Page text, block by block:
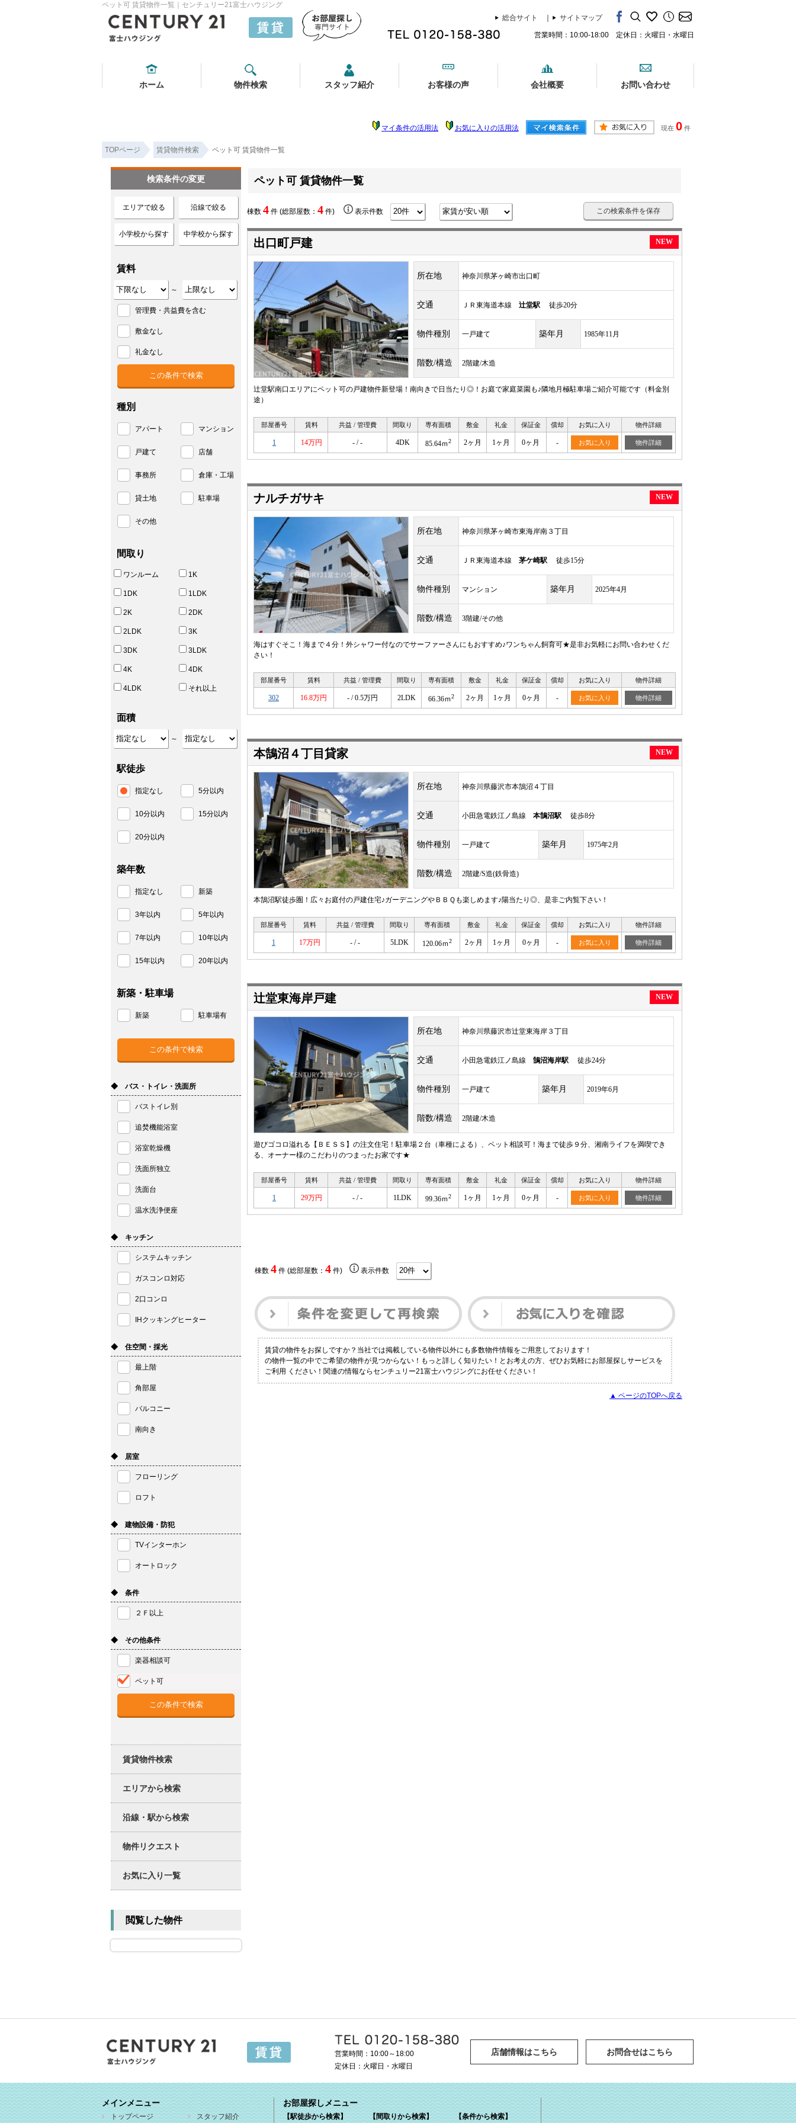
ペット可 賃貸物件一覧｜センチュリー21富士ハウジング
総合サイト
サイトマップ
営業時間：10:00-18:00 定休日：火曜日・水曜日
ホーム 物件検索 スタッフ紹介 お客様の声 会社概要 お問い合わせ
マイ条件の活用法 お気に入りの活用法 現在 0 件
TOPページ 賃貸物件検索 ペット可 賃貸物件一覧
ペット可 賃貸物件一覧
棟数 4 件 (総部屋数： 4 件) 表示件数 この検索条件を保存
出口町戸建 NEW
所在地 神奈川県茅ヶ崎市出口町
交通 ＪＲ東海道本線 辻堂駅 徒歩20分
物件種別 一戸建て 築年月 1985年11月
階数/構造 2階建/木造
辻堂駅南口エリアにペット可の戸建物件新登場！南向きで日当たり◎！お庭で家庭菜園も♪隣地月極駐車場ご紹介可能です（料金別
途）
部屋番号 賃料 共益 / 管理費 間取り 専有面積 敷金 礼金 保証金 償却 お気に入り 物件詳細
1 14万円 - / - 4DK 85.64ｍ2 2ヶ月 1ヶ月 0ヶ月 - お気に入り 物件詳細
ナルチガサキ NEW
所在地 神奈川県茅ヶ崎市東海岸南３丁目
交通 ＪＲ東海道本線 茅ケ崎駅 徒歩15分
物件種別 マンション 築年月 2025年4月
階数/構造 3階建/その他
海はすぐそこ！海まで４分！外シャワー付なのでサーファーさんにもおすすめ♪ワンちゃん飼育可★是非お気軽にお問い合わせくだ
さい！
部屋番号 賃料 共益 / 管理費 間取り 専有面積 敷金 礼金 保証金 償却 お気に入り 物件詳細
302 16.8万円 - / 0.5万円 2LDK 66.36ｍ2 2ヶ月 1ヶ月 0ヶ月 - お気に入り 物件詳細
本鵠沼４丁目貸家 NEW
所在地 神奈川県藤沢市本鵠沼４丁目
交通 小田急電鉄江ノ島線 本鵠沼駅 徒歩8分
物件種別 一戸建て 築年月 1975年2月
階数/構造 2階建/S造(鉄骨造)
本鵠沼駅徒歩圏！広々お庭付の戸建住宅♪ガーデニングやＢＢＱも楽しめます♪陽当たり◎、是非ご内覧下さい！
部屋番号 賃料 共益 / 管理費 間取り 専有面積 敷金 礼金 保証金 償却 お気に入り 物件詳細
1 17万円 - / - 5LDK 120.06ｍ2 2ヶ月 1ヶ月 0ヶ月 - お気に入り 物件詳細
辻堂東海岸戸建 NEW
所在地 神奈川県藤沢市辻堂東海岸３丁目
交通 小田急電鉄江ノ島線 鵠沼海岸駅 徒歩24分
物件種別 一戸建て 築年月 2019年6月
階数/構造 2階建/木造
遊びゴコロ溢れる【ＢＥＳＳ】の注文住宅！駐車場２台（車種による）、ペット相談可！海まで徒歩９分、湘南ライフを満喫でき
る、オーナー様のこだわりのつまったお家です★
部屋番号 賃料 共益 / 管理費 間取り 専有面積 敷金 礼金 保証金 償却 お気に入り 物件詳細
1 29万円 - / - 1LDK 99.36ｍ2 1ヶ月 1ヶ月 0ヶ月 - お気に入り 物件詳細
棟数 4件 (総部屋数： 4件) 表示件数
賃貸の物件をお探しですか？当社では掲載している物件以外にも多数物件情報をご用意しております！
の物件一覧の中でご希望の物件が見つからない！もっと詳しく知りたい！とお考えの方、ぜひお気軽にお部屋探しサービスを
ご利用 ください！関連の情報ならセンチュリー21富士ハウジングにお任せください！
▲ ページのTOPへ戻る
検索条件の変更
エリアで絞る 沿線で絞る
小学校から探す 中学校から探す
賃料
～
管理費・共益費を含む
敷金なし
礼金なし
種別
アパート マンション
戸建て 店舗
事務所 倉庫・工場
貸土地 駐車場
その他
間取り
ワンルーム 1K
1DK 1LDK
2K 2DK
2LDK 3K
3DK 3LDK
4K 4DK
4LDK それ以上
面積
～
駅徒歩
指定なし 5分以内
10分以内 15分以内
20分以内
築年数
指定なし 新築
3年以内 5年以内
7年以内 10年以内
15年以内 20年以内
新築・駐車場
新築 駐車場有
◆ バス・トイレ・洗面所
バストイレ別
追焚機能浴室
浴室乾燥機
洗面所独立
洗面台
温水洗浄便座
◆ キッチン
システムキッチン
ガスコンロ対応
2口コンロ
IHクッキングヒーター
◆ 住空間・採光
最上階
角部屋
バルコニー
南向き
◆ 居室
フローリング
ロフト
◆ 建物設備・防犯
TVインターホン
オートロック
◆ 条件
２Ｆ以上
◆ その他条件
楽器相談可
ペット可
賃貸物件検索
エリアから検索
沿線・駅から検索
物件リクエスト
お気に入り一覧
閲覧した物件
営業時間：10:00～18:00
定休日：火曜日・水曜日
店舗情報はこちら お問合せはこちら
メインメニュー
トップページ スタッフ紹介
お部屋探しメニュー
【駅徒歩から検索】 【間取りから検索】 【条件から検索】